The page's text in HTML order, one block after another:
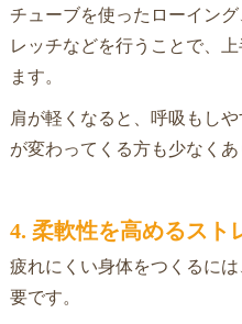
チューブを使ったローイン
レッチなどを行うことで、
ます。
肩が軽くなると、呼吸もし
が変わってくる方も少なくあ
4. 柔軟性を高めるスト
疲れにくい身体をつくるに
要です。